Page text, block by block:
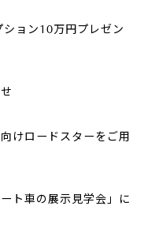
ション10万円プレゼン
けロードスターをご用
ト車の展示見学会」に